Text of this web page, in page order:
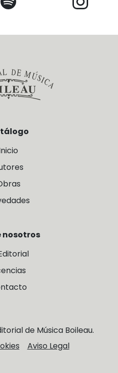
nosotros
de Música Boileau.
Aviso Legal